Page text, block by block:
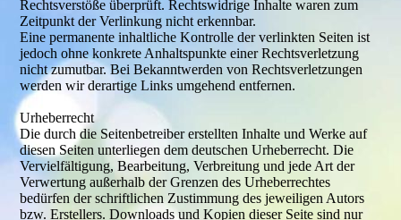
Rechtsverstöße überprüft. Rechtswidrige Inhalte waren zum
Zeitpunkt der Verlinkung nicht erkennbar.
Eine permanente inhaltliche Kontrolle der verlinkten Seiten ist
jedoch ohne konkrete Anhaltspunkte einer Rechtsverletzung
nicht zumutbar. Bei Bekanntwerden von Rechtsverletzungen
werden wir derartige Links umgehend entfernen.
Urheberrecht
Die durch die Seitenbetreiber erstellten Inhalte und Werke auf
diesen Seiten unterliegen dem deutschen Urheberrecht. Die
Vervielfältigung, Bearbeitung, Verbreitung und jede Art der
Verwertung außerhalb der Grenzen des Urheberrechtes
bedürfen der schriftlichen Zustimmung des jeweiligen Autors
bzw. Erstellers. Downloads und Kopien dieser Seite sind nur